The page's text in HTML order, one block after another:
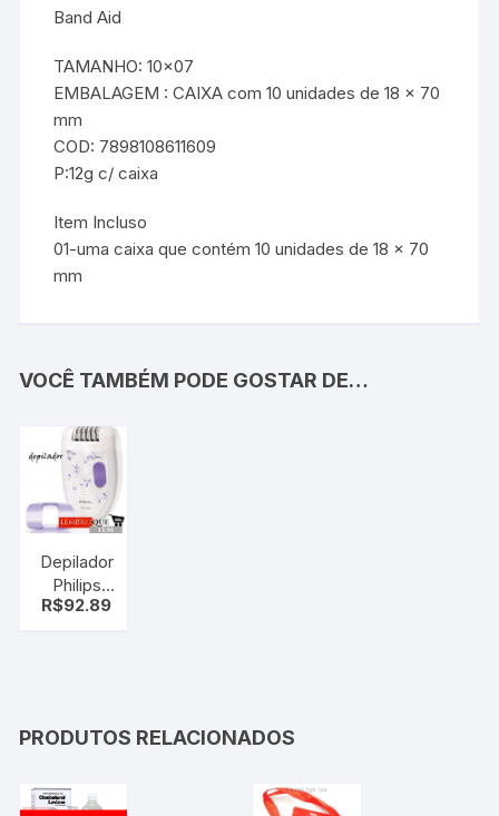
Band Aid
TAMANHO: 10×07
EMBALAGEM : CAIXA com 10 unidades de 18 x 70
mm
COD: 7898108611609
P:12g c/ caixa
Item Incluso
01-uma caixa que contém 10 unidades de 18 x 70
mm
VOCÊ TAMBÉM PODE GOSTAR DE…
Depilador
Philips
Satinelle
R$92.89
PRODUTOS RELACIONADOS